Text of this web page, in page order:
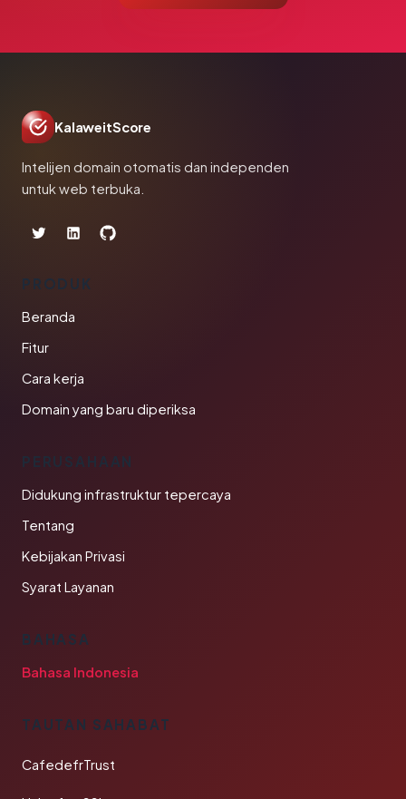
KalaweitScore
Intelijen domain otomatis dan independen
untuk web terbuka.
PRODUK
Beranda
Fitur
Cara kerja
Domain yang baru diperiksa
PERUSAHAAN
Didukung infrastruktur tepercaya
Tentang
Kebijakan Privasi
Syarat Layanan
BAHASA
Bahasa Indonesia
TAUTAN SAHABAT
CafedefrTrust